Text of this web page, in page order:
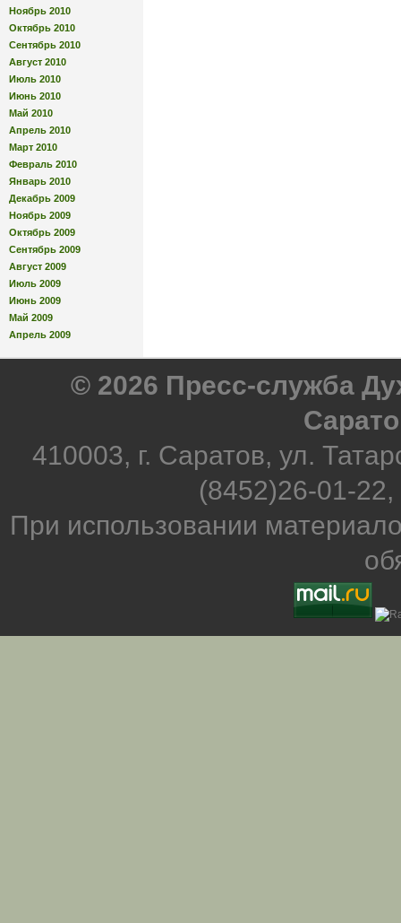
Ноябрь 2010
Октябрь 2010
Сентябрь 2010
Август 2010
Июль 2010
Июнь 2010
Май 2010
Апрель 2010
Март 2010
Февраль 2010
Январь 2010
Декабрь 2009
Ноябрь 2009
Октябрь 2009
Сентябрь 2009
Август 2009
Июль 2009
Июнь 2009
Май 2009
Апрель 2009
© 2026 Пресс-служба
410003, г. Саратов, ул.
(8452)26-01-
При использовании